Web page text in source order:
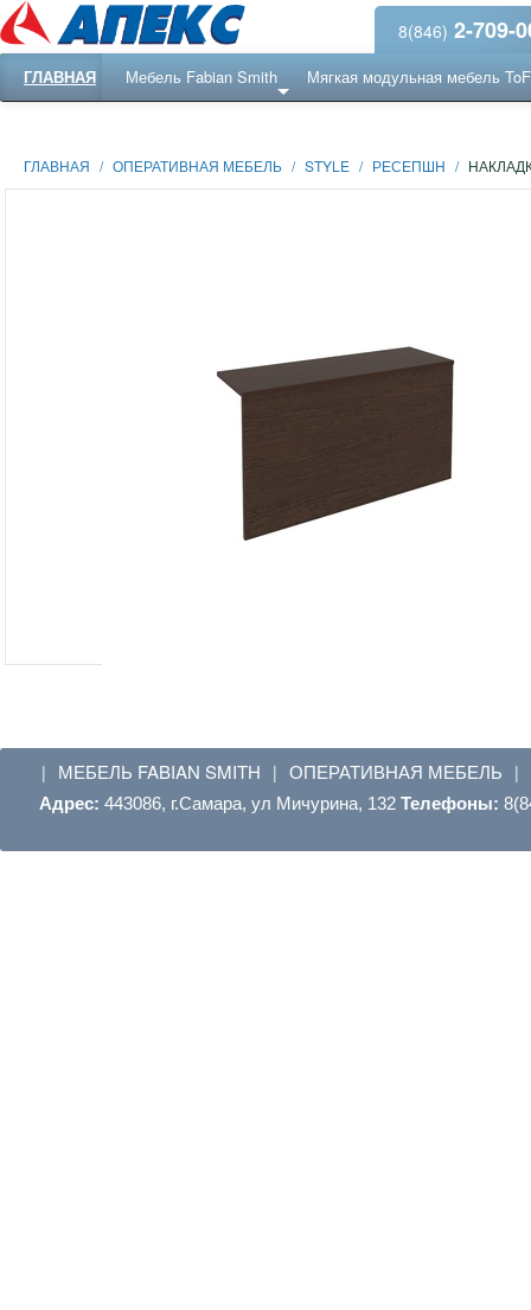
8(846) 2-709-
ГЛАВНАЯ Мебель Fabian Smith Мягкая модульная мебель
ГЛАВНАЯ / ОПЕРАТИВНАЯ МЕБЕЛЬ / STYLE / РЕСЕПШН /
| МЕБЕЛЬ FABIAN SMITH | ОПЕРАТИВНАЯ МЕБЕЛЬ |
Адрес: 443086, г.Самара, ул Мичурина, 132 Телефоны: